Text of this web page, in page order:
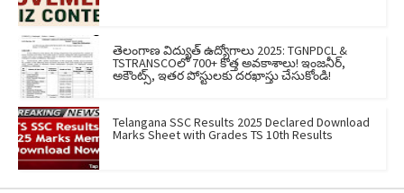
తెలంగాణ విద్యుత్ ఉద్యోగాలు 2025: TGNPDCL &
TSTRANSCOలో 700+ కొత్త అవకాశాలు! ఇంజనీర్,
అకౌంట్స్, ఇతర పోస్టులకు దరఖాస్తు చేసుకోండి!
Telangana SSC Results 2025 Declared Download
Marks Sheet with Grades TS 10th Results